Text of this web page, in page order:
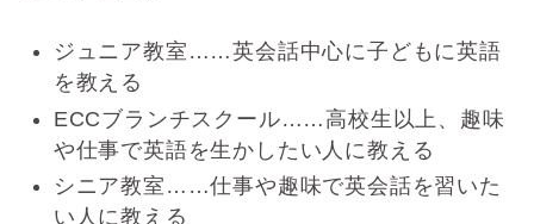
ジュニア教室……英会話中心に子どもに英語
を教える
ECCブランチスクール……高校生以上、趣味
や仕事で英語を生かしたい人に教える
シニア教室……仕事や趣味で英会話を習いた
い人に教える